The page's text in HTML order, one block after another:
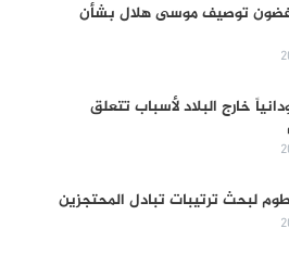
توصيف موسى هلال بشأن
خارج البلاد لأسباب تتعلق
لبحث ترتيبات تبادل المحتجزين